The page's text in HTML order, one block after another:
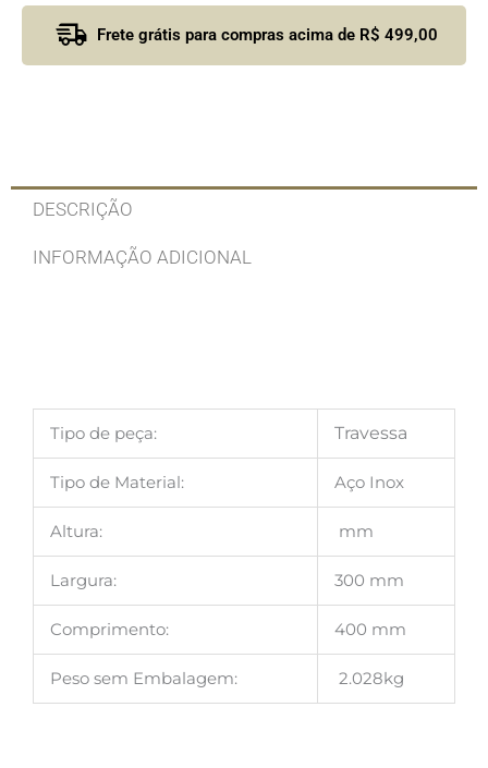
Frete grátis para compras acima de R$ 499,00
DESCRIÇÃO
INFORMAÇÃO ADICIONAL
Tipo de peça: Travessa
Tipo de Material: Aço Inox
Altura: mm
Largura: 300 mm
Comprimento: 400 mm
Peso sem Embalagem: 2.028kg